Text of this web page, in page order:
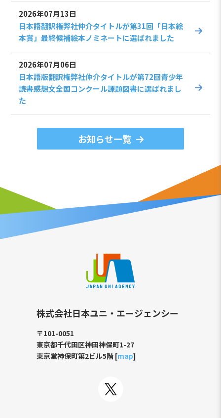
2026年07月13日
日本語翻訳権弊社仲介タイトルが第31回「日本絵
本賞」最終候補絵本ノミネートに選ばれました
2026年07月06日
日本語版翻訳権弊社仲介タイトルが第72回青少年
読書感想文全国コンクール課題図書に選ばれまし
た
お知らせ一覧
株式会社日本ユニ・エージェンシー
〒101-0051
東京都千代田区神田神保町1-27
東京堂神保町第2ビル5階 [map]